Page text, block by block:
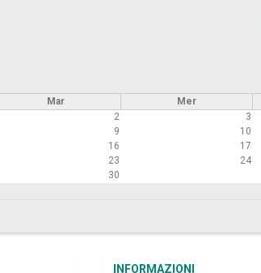
Mar Mer
2 3
9 10
16 17
23 24
30
INFORMAZIONI